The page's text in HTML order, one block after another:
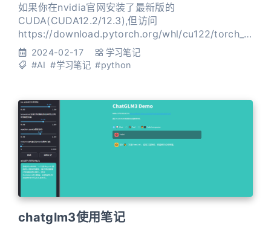
如果你在nvidia官网安装了最新版的
CUDA(CUDA12.2/12.3),但访问
https://download.pytorch.org/whl/cu122/torch_s
table.html 就会发现pytorch并没有支持此版本的
CUDA但是支持CUDA12.1的pytorch也可以支持
CUDA12.2(看网上说CUDA12.3也可以支持,但没有试
2024-02-17
学习笔记
#AI #学习笔记 #python
chatglm3使用笔记